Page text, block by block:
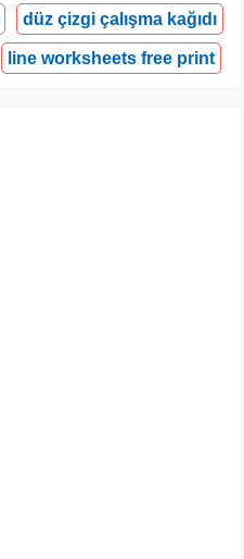
düz çizgi çalışma kağıdı
line worksheets free print